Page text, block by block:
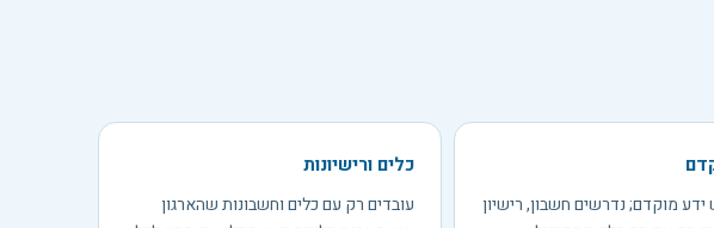
מוקדם; נדרשים חשבון, רישיון
כלים ורישיונות
עובדים רק עם כלים וחשבונות שהארגון